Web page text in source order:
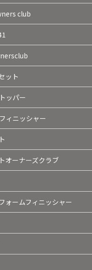
club
ット
ッパー
ィニッシャー
オーナーズクラブ
ォームフィニッシャー